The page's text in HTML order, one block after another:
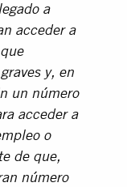
a
acceder a
y, en
un número
acceder a
o
de que,
número